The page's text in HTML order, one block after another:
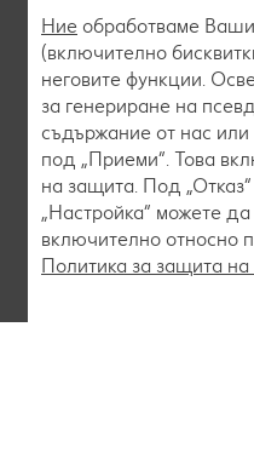
Ние обработваме
(включително
неговите функции.
за генериране на
съдържание от нас или
под „Приеми“. Това
на защита. Под
„Настройка“ можете
включително относно
Политика за защита